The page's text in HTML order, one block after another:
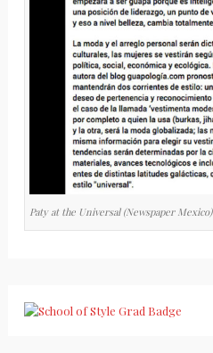
Paty at the Universal (Newspaper Mexico)